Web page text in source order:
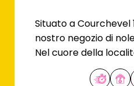
Situato a Courchevel
nostro negozio di
Nel cuore della
un'ampia selezione